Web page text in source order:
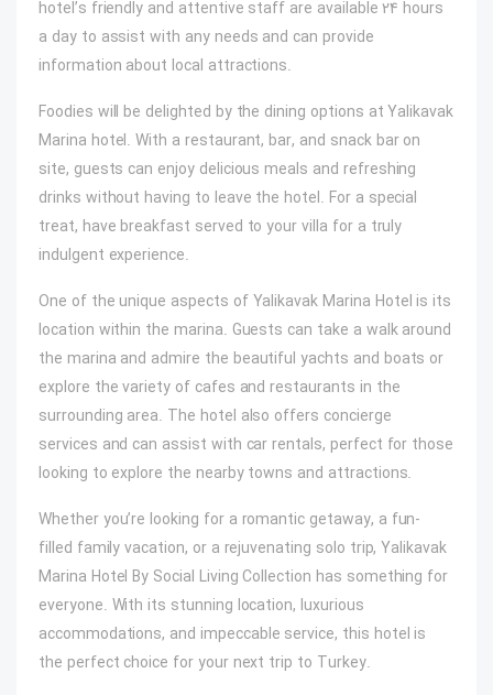
hotel’s friendly and attentive staff are available 24 hours
a day to assist with any needs and can provide
information about local attractions.
Foodies will be delighted by the dining options at Yalikavak
Marina hotel. With a restaurant, bar, and snack bar on
site, guests can enjoy delicious meals and refreshing
drinks without having to leave the hotel. For a special
treat, have breakfast served to your villa for a truly
indulgent experience.
One of the unique aspects of Yalikavak Marina Hotel is its
location within the marina. Guests can take a walk around
the marina and admire the beautiful yachts and boats or
explore the variety of cafes and restaurants in the
surrounding area. The hotel also offers concierge
services and can assist with car rentals, perfect for those
looking to explore the nearby towns and attractions.
Whether you’re looking for a romantic getaway, a fun-
filled family vacation, or a rejuvenating solo trip, Yalikavak
Marina Hotel By Social Living Collection has something for
everyone. With its stunning location, luxurious
accommodations, and impeccable service, this hotel is
the perfect choice for your next trip to Turkey.